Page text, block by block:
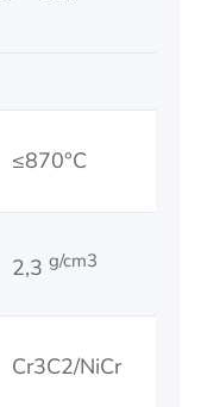
≤870°C
2,3 g/cm3
Cr3C2/NiCr